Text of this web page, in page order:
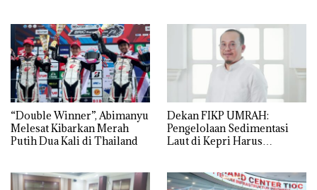
“Double Winner”, Abimanyu
Melesat Kibarkan Merah
Putih Dua Kali di Thailand
Dekan FIKP UMRAH:
Pengelolaan Sedimentasi
Laut di Kepri Harus
dengan Konservasi